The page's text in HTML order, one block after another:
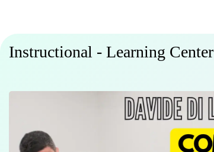
Instructional - Learning Center